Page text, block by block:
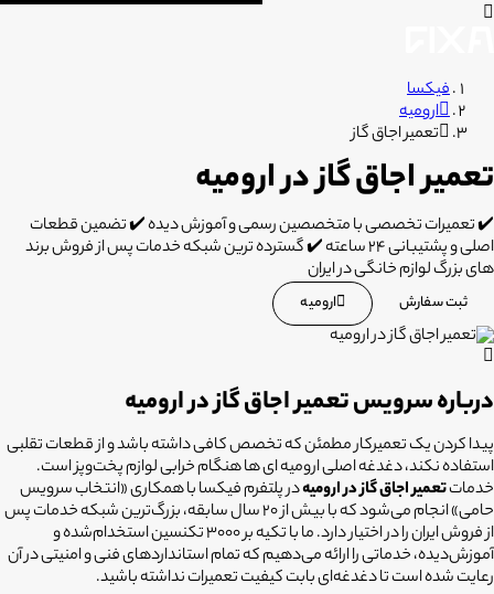
فیکسا
ارومیه
تعمیر اجاق گاز
تعمیر اجاق گاز در ارومیه
✔️ تعمیرات تخصصی با متخصصین رسمی و آموزش دیده ✔️ تضمین قطعات
اصلی و پشتیبانی 24 ساعته ✔️ گسترده ترین شبکه خدمات پس از فروش برند
های بزرگ لوازم خانگی در ایران
ثبت سفارش ارومیه
درباره سرویس تعمیر اجاق گاز در ارومیه
پیدا کردن یک تعمیرکار مطمئن که تخصص کافی داشته باشد و از قطعات تقلبی
استفاده نکند، دغدغه اصلی ارومیه ای ها هنگام خرابی لوازم پخت‌وپز است.
خدماتتعمیر اجاق گاز در ارومیهدر پلتفرم فیکسا با همکاری «انتخاب سرویس
حامی» انجام می‌شود که با بیش از ۲۰ سال سابقه، بزرگ‌ترین شبکه خدمات پس
از فروش ایران را در اختیار دارد. ما با تکیه بر ۳۰۰۰ تکنسین استخدام‌شده و
آموزش‌دیده، خدماتی را ارائه می‌دهیم که تمام استانداردهای فنی و امنیتی در آن
رعایت شده است تا دغدغه‌ای بابت کیفیت تعمیرات نداشته باشید.